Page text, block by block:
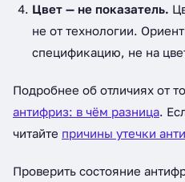
Цвет — не показатель.
не от технологии.
спецификацию, не на
Подробнее об отличиях от
антифриз: в чём разница.
читайте причины утечки
Проверить состояние